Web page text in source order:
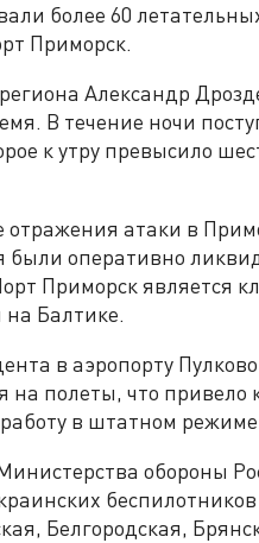
более 60
Приморск.
Александр
В течение ночи
к утру превысило
отражения атаки в
были оперативно
Приморск является
Балтике.
в аэропорту
на полеты, что привело
в штатном
обороны
Белгородская,